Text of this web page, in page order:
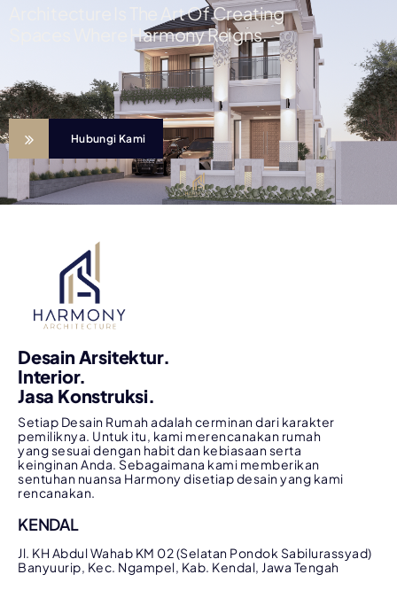
Architecture Is The Art Of Creating
Spaces Where Harmony Reigns.
Hubungi Kami
Desain Arsitektur.
Interior.
Jasa Konstruksi.
Setiap Desain Rumah adalah cerminan dari karakter
pemiliknya. Untuk itu, kami merencanakan rumah
yang sesuai dengan habit dan kebiasaan serta
keinginan Anda. Sebagaimana kami memberikan
sentuhan nuansa Harmony disetiap desain yang kami
rencanakan.
KENDAL
Jl. KH Abdul Wahab KM 02 (Selatan Pondok Sabilurassyad)
Banyuurip, Kec. Ngampel, Kab. Kendal, Jawa Tengah